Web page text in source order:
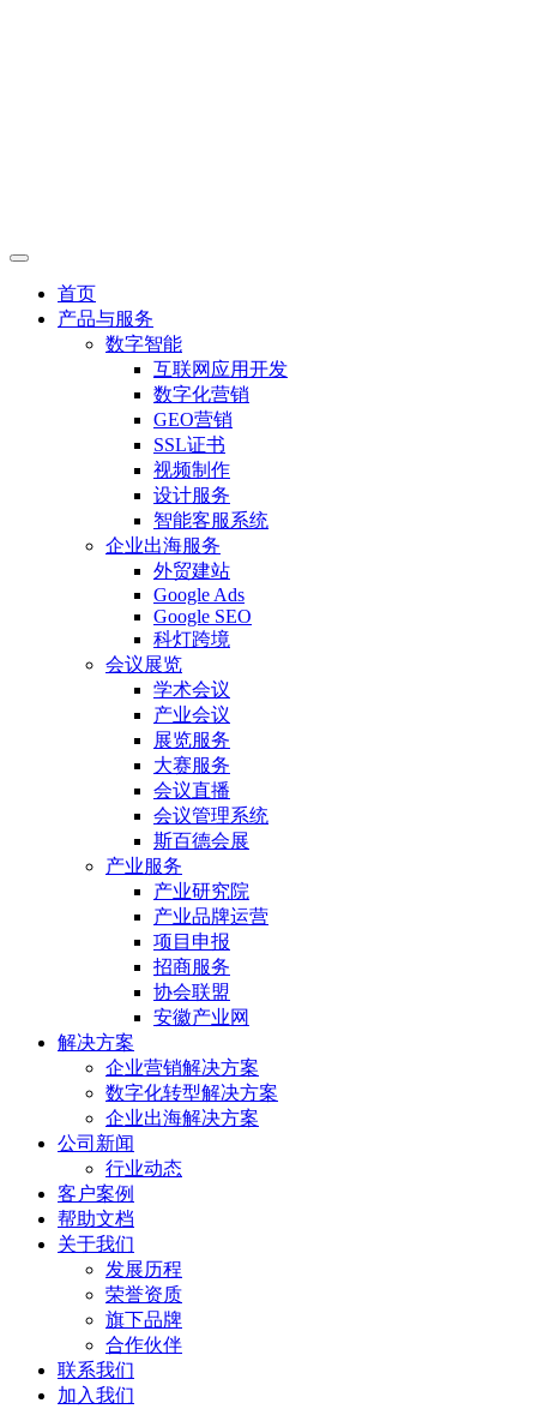
首页
产品与服务
数字智能
互联网应用开发
数字化营销
GEO营销
SSL证书
视频制作
设计服务
智能客服系统
企业出海服务
外贸建站
Google Ads
Google SEO
科灯跨境
会议展览
学术会议
产业会议
展览服务
大赛服务
会议直播
会议管理系统
斯百德会展
产业服务
产业研究院
产业品牌运营
项目申报
招商服务
协会联盟
安徽产业网
解决方案
企业营销解决方案
数字化转型解决方案
企业出海解决方案
公司新闻
行业动态
客户案例
帮助文档
关于我们
发展历程
荣誉资质
旗下品牌
合作伙伴
联系我们
加入我们